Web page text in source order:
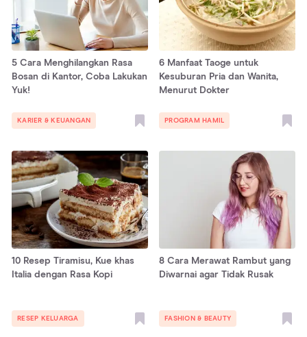
5 Cara Menghilangkan Rasa
Bosan di Kantor, Coba Lakukan
Yuk!
KARIER & KEUANGAN
6 Manfaat Taoge untuk
Kesuburan Pria dan Wanita,
Menurut Dokter
PROGRAM HAMIL
10 Resep Tiramisu, Kue khas
Italia dengan Rasa Kopi
RESEP KELUARGA
8 Cara Merawat Rambut yang
Diwarnai agar Tidak Rusak
FASHION & BEAUTY